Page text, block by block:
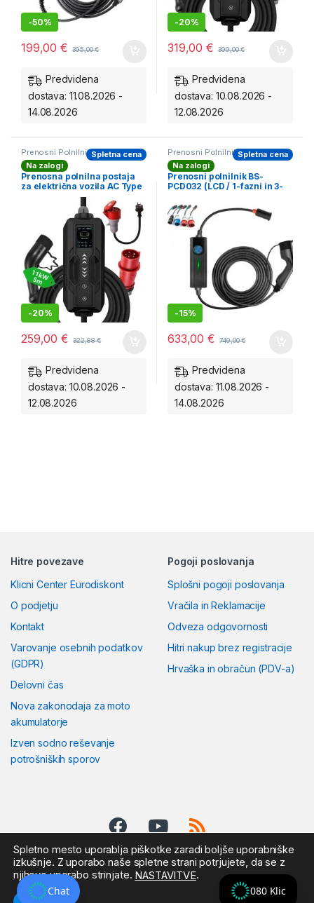
-50%
199,00€ 395,00€
Predvidena
dostava: 11.08.2026 -
14.08.2026
-20%
319,00€ 399,00€
Predvidena
dostava: 10.08.2026 -
12.08.2026
Prenosni Polnilniki
Na zalogi
Prenosna polnilna postaja
za električna vozila AC Type
2 16A/380V 11kW + vtičnica
230V, 3,7kW 5m + torbica
-20%
Spletna cena
259,00€ 322,88€
Predvidena
dostava: 10.08.2026 -
12.08.2026
Prenosni Polnilniki
Na zalogi
Prenosni polnilnik BS-
PCD032 (LCD / 1-fazni in 3-
adapterjev)
-15%
Spletna cena
633,00€ 749,00€
Predvidena
dostava: 11.08.2026 -
14.08.2026
Hitre povezave
Klicni Center Eurodiskont
O podjetju
Kontakt
Varovanje osebnih podatkov
(GDPR)
Delovni čas
Nova zakonodaja za moto
akumulatorje
Izven sodno reševanje
potrošniških sporov
Pogoji poslovanja
Splošni pogoji poslovanja
Vračila in Reklamacije
Odveza odgovornosti
Hitri nakup brez registracije
Hrvaška in obračun (PDV-a)
Pošljite nam sporočilo:
Spletno mesto uporablja piškotke zaradi boljše uporabniške
izkušnje. Z uporabo naše spletne strani potrjujete, da se z
njihovo uporabo strinjate. NASTAVITVE.
080 Klic
Chat